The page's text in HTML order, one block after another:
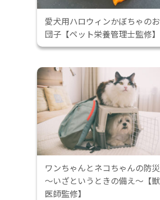
愛犬用ハロウィンかぼちゃのお
団子【ペット栄養管理士監修】
ワンちゃんとネコちゃんの防災
～いざというときの備え～【獣
医師監修】